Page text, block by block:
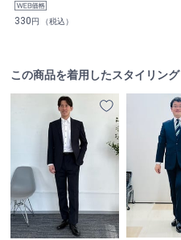
330円 （税込）
この商品を着用したスタイリング